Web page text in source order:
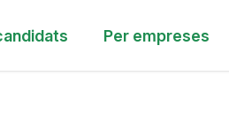
Per empreses